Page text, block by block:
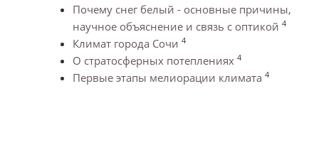
Почему снег белый - основные причины,
научное объяснение и связь с оптикой 4
Климат города Сочи 4
О стратосферных потеплениях 4
Первые этапы мелиорации климата 4